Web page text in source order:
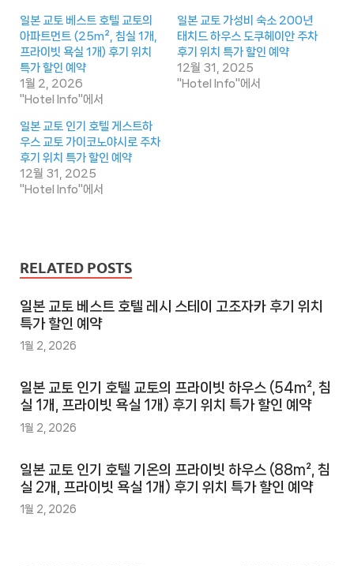
일본 교토 베스트 호텔 교토의
아파트먼트 (25m², 침실 1개,
프라이빗 욕실 1개) 후기 위치
특가 할인 예약
1월 2, 2026
"Hotel Info"에서
일본 교토 가성비 숙소 200년
태치드 하우스 도쿠헤이안 주차
후기 위치 특가 할인 예약
12월 31, 2025
"Hotel Info"에서
일본 교토 인기 호텔 게스트하
우스 교토 가이코노야시로 주차
후기 위치 특가 할인 예약
12월 31, 2025
"Hotel Info"에서
RELATED POSTS
일본 교토 베스트 호텔 레시 스테이 고조자카 후기 위치
특가 할인 예약
1월 2, 2026
일본 교토 인기 호텔 교토의 프라이빗 하우스 (54m², 침
실 1개, 프라이빗 욕실 1개) 후기 위치 특가 할인 예약
1월 2, 2026
일본 교토 인기 호텔 기온의 프라이빗 하우스 (88m², 침
실 2개, 프라이빗 욕실 1개) 후기 위치 특가 할인 예약
1월 2, 2026